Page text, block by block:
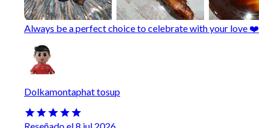
Always be a perfect choice to celebrate with your love ❤️
Dolkamontaphat tosup